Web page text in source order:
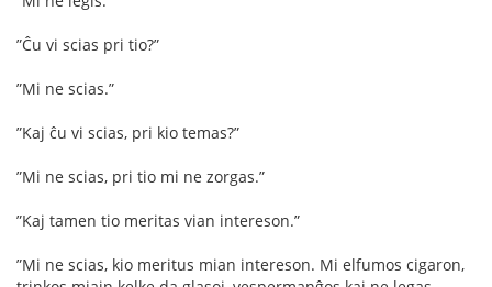
”Ĉu vi scias pri tio?”
”Mi ne scias.”
”Kaj ĉu vi scias, pri kio temas?”
”Mi ne scias, pri tio mi ne zorgas.”
”Kaj tamen tio meritas vian intereson.”
”Mi ne scias, kio meritus mian intereson. Mi elfumos cigaron,